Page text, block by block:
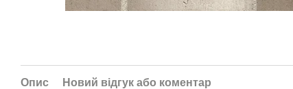
Опис Новий відгук або коментар